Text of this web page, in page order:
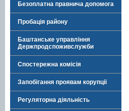
Безоплатна правнича допомога
Пробація району
Баштанське управління
Держпродспоживслужби
Спостережна комісія
Запобігання проявам корупції
Регуляторна діяльність